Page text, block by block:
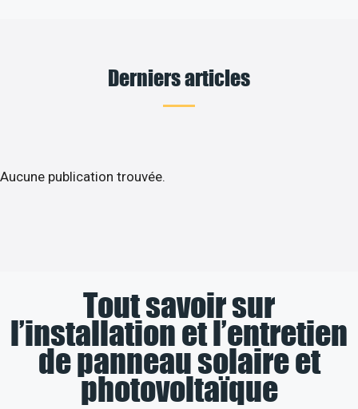
Derniers articles
Aucune publication trouvée.
Tout savoir sur
l’installation et l’entretien
de panneau solaire et
photovoltaïque